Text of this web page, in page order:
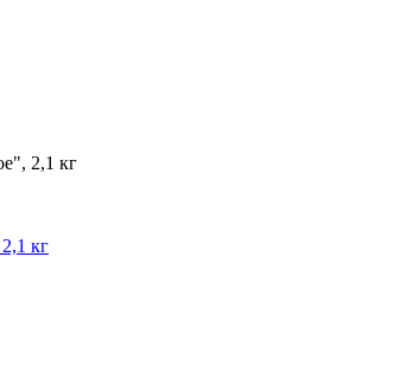
2,1 кг